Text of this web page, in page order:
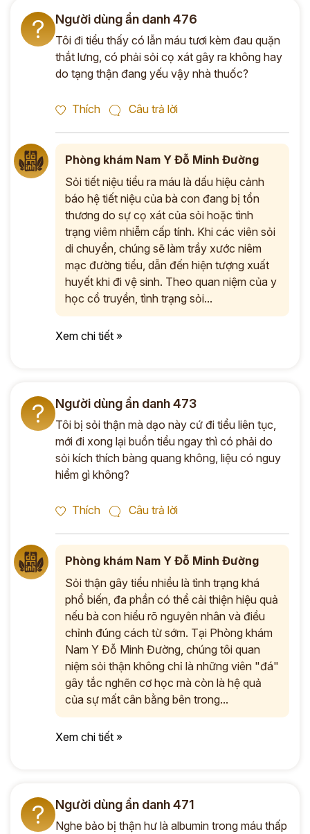
? Người dùng ẩn danh 476
Tôi đi tiểu thấy có lẫn máu tươi kèm đau quặn
thắt lưng, có phải sỏi cọ xát gây ra không hay
do tạng thận đang yếu vậy nhà thuốc?
Thích Câu trả lời
Phòng khám Nam Y Đỗ Minh Đường
Sỏi tiết niệu tiểu ra máu là dấu hiệu cảnh
báo hệ tiết niệu của bà con đang bị tổn
thương do sự cọ xát của sỏi hoặc tình
trạng viêm nhiễm cấp tính. Khi các viên sỏi
di chuyển, chúng sẽ làm trầy xước niêm
mạc đường tiểu, dẫn đến hiện tượng xuất
huyết khi đi vệ sinh. Theo quan niệm của y
học cổ truyền, tình trạng sỏi...
Xem chi tiết »
? Người dùng ẩn danh 473
Tôi bị sỏi thận mà dạo này cứ đi tiểu liên tục,
mới đi xong lại buồn tiểu ngay thì có phải do
sỏi kích thích bàng quang không, liệu có nguy
hiểm gì không?
Thích Câu trả lời
Phòng khám Nam Y Đỗ Minh Đường
Sỏi thận gây tiểu nhiều là tình trạng khá
phổ biến, đa phần có thể cải thiện hiệu quả
nếu bà con hiểu rõ nguyên nhân và điều
chỉnh đúng cách từ sớm. Tại Phòng khám
Nam Y Đỗ Minh Đường, chúng tôi quan
niệm sỏi thận không chỉ là những viên "đá"
gây tắc nghẽn cơ học mà còn là hệ quả
của sự mất cân bằng bên trong...
Xem chi tiết »
? Người dùng ẩn danh 471
Nghe bảo bị thận hư là albumin trong máu thấp